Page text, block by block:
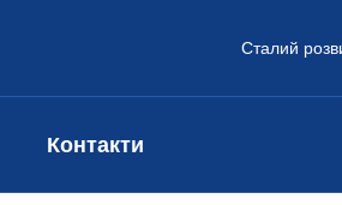
Сталий
Контакти